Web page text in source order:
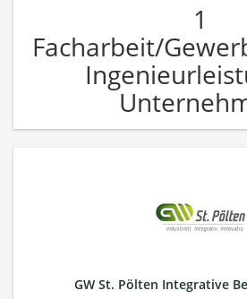
1
Facharbeit/
GW St. Pölten Integrative